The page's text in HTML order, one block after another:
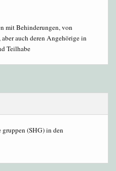
mit Behinderungen, von
auch deren Angehörige in
Teilhabe
(SHG) in den